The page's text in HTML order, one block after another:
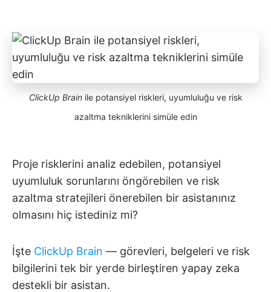
ClickUp Brainile potansiyel riskleri, uyumluluğu ve risk
azaltma tekniklerini simüle edin
Proje risklerini analiz edebilen, potansiyel
uyumluluk sorunlarını öngörebilen ve risk
azaltma stratejileri önerebilen bir asistanınız
olmasını hiç istediniz mi?
İşte ClickUp Brain — görevleri, belgeleri ve risk
bilgilerini tek bir yerde birleştiren yapay zeka
destekli bir asistan.